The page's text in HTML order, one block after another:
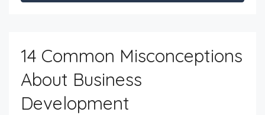
14 Common Misconceptions
About Business
Development